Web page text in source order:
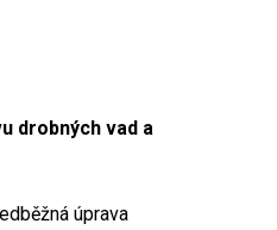
drobných vad a
úprava